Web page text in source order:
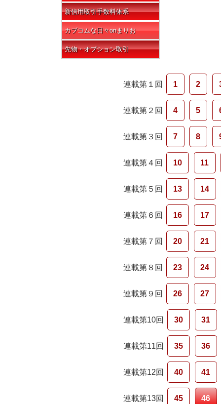
新信用取引手数料体系
カブコムな日々onまりお
先物・オプション取引
連載第１回 1 2
連載第２回 4 5
連載第３回 7 8
連載第４回 10 11
連載第５回 13 14
連載第６回 16 17
連載第７回 20 21
連載第８回 23 24
連載第９回 26 27
連載第10回 30 31
連載第11回 35 36
連載第12回 40 41
連載第13回 45 46